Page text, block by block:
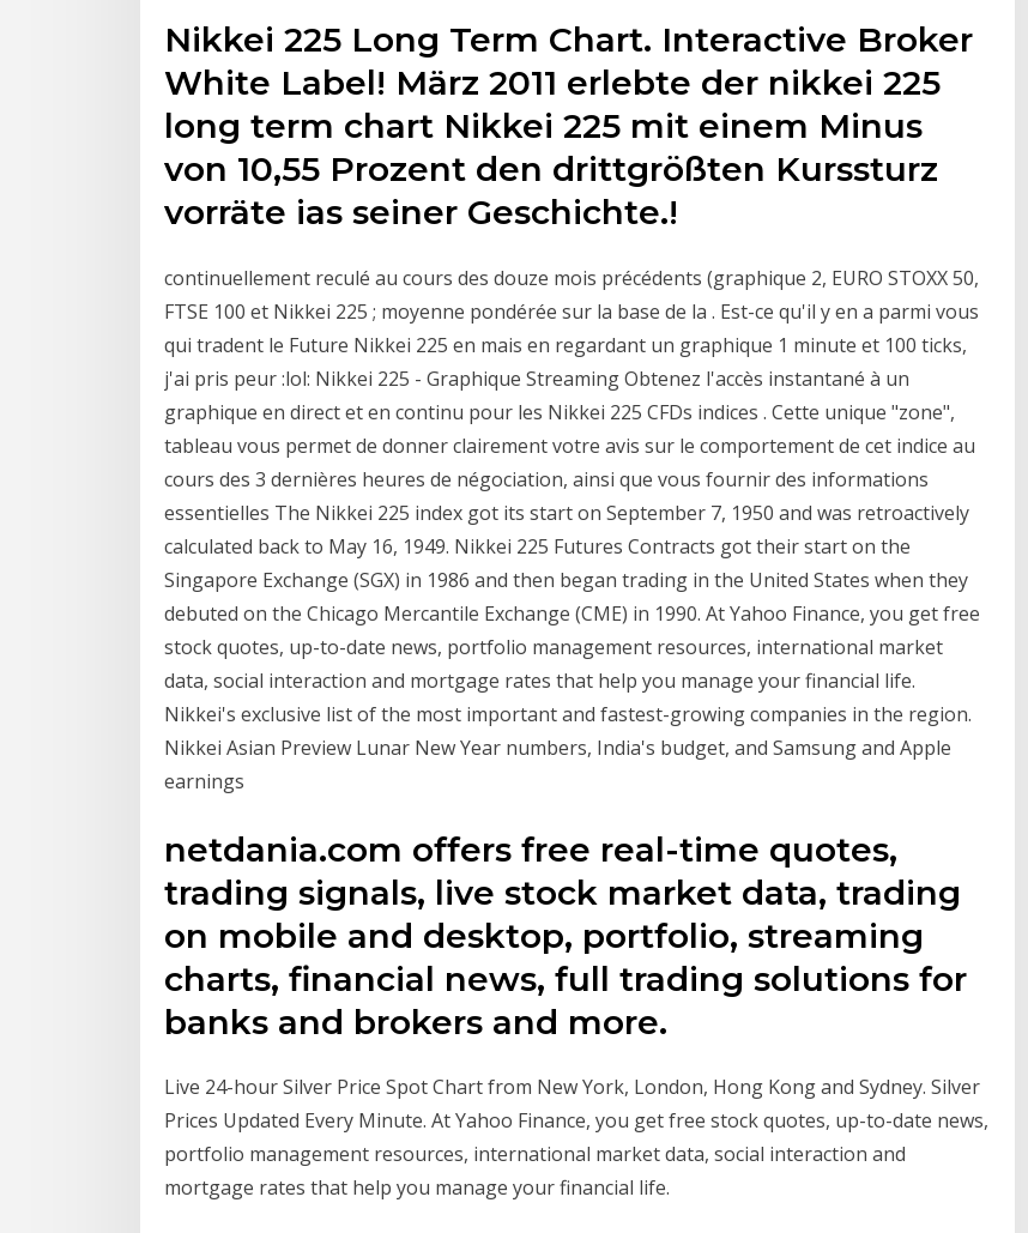
Nikkei 225 Long Term Chart. Interactive Broker
White Label! März 2011 erlebte der nikkei 225
long term chart Nikkei 225 mit einem Minus
von 10,55 Prozent den drittgrößten Kurssturz
vorräte ias seiner Geschichte.!
continuellement reculé au cours des douze mois précédents (graphique 2, EURO STOXX 50,
FTSE 100 et Nikkei 225 ; moyenne pondérée sur la base de la . Est-ce qu'il y en a parmi vous
qui tradent le Future Nikkei 225 en mais en regardant un graphique 1 minute et 100 ticks,
j'ai pris peur :lol: Nikkei 225 - Graphique Streaming Obtenez l'accès instantané à un
graphique en direct et en continu pour les Nikkei 225 CFDs indices . Cette unique "zone",
tableau vous permet de donner clairement votre avis sur le comportement de cet indice au
cours des 3 dernières heures de négociation, ainsi que vous fournir des informations
essentielles The Nikkei 225 index got its start on September 7, 1950 and was retroactively
calculated back to May 16, 1949. Nikkei 225 Futures Contracts got their start on the
Singapore Exchange (SGX) in 1986 and then began trading in the United States when they
debuted on the Chicago Mercantile Exchange (CME) in 1990. At Yahoo Finance, you get free
stock quotes, up-to-date news, portfolio management resources, international market
data, social interaction and mortgage rates that help you manage your financial life.
Nikkei's exclusive list of the most important and fastest-growing companies in the region.
Nikkei Asian Preview Lunar New Year numbers, India's budget, and Samsung and Apple
earnings
netdania.com offers free real-time quotes,
trading signals, live stock market data, trading
on mobile and desktop, portfolio, streaming
charts, financial news, full trading solutions for
banks and brokers and more.
Live 24-hour Silver Price Spot Chart from New York, London, Hong Kong and Sydney. Silver
Prices Updated Every Minute. At Yahoo Finance, you get free stock quotes, up-to-date news,
portfolio management resources, international market data, social interaction and
mortgage rates that help you manage your financial life.